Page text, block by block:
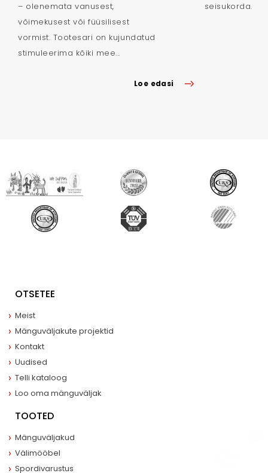
– olenemata vanusest,
võimekusest või füüsilisest
vormist. Tootesari on kujundatud
stimuleerima kõiki mee...
Loe edasi
seisukorda.
OTSETEE
Meist
Mänguväljakute projektid
Kontakt
Uudised
Telli kataloog
Loo oma mänguväljak
TOOTED
Mänguväljakud
Välimööbel
Spordivarustus